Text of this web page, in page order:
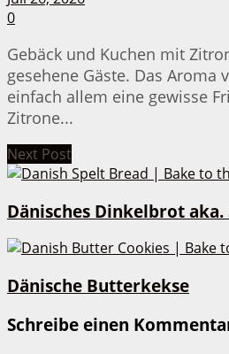
0
Gebäck und Kuchen mit
gesehene Gäste. Das Aroma
einfach allem eine gewisse
Zitrone...
Next Post
Dänisches Dinkelbrot aka.
Dänische Butterkekse
Schreibe einen